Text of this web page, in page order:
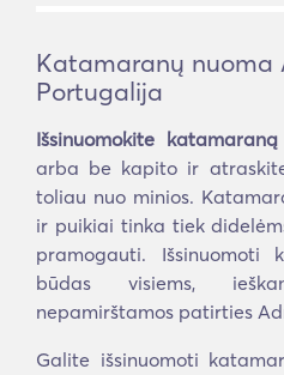
Katamaranų nuoma
Portugalija
Išsinuomokite
arba be kapito ir
toliau nuo minios.
ir puikiai tinka tiek
pramogauti. Išsinuomoti
būdas visiems,
nepamirštamos patirties
Galite išsinuomoti